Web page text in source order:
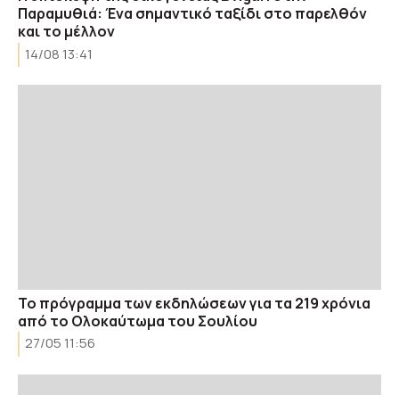
Παραμυθιά: Ένα σημαντικό ταξίδι στο παρελθόν
και το μέλλον
14/08 13:41
Το πρόγραμμα των εκδηλώσεων για τα 219 χρόνια
από το Ολοκαύτωμα του Σουλίου
27/05 11:56